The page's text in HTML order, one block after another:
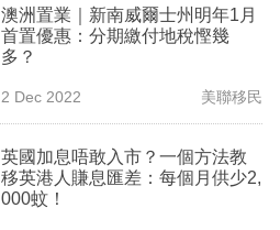
澳洲置業｜新南威爾士州明年1月
首置優惠：分期繳付地稅慳幾
多？
2 Dec 2022 美聯移民
英國加息唔敢入市？一個方法教
移英港人賺息匯差：每個月供少2,
000蚊！